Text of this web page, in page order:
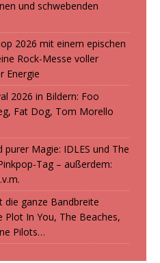
und schwebenden
2026 mit einem epischen
Rock-Messe voller
Energie
2026 in Bildern: Foo
Fat Dog, Tom Morello
Magie: IDLES und The
Tag – außerdem:
die ganze Bandbreite
In You, The Beaches,
Pilots…